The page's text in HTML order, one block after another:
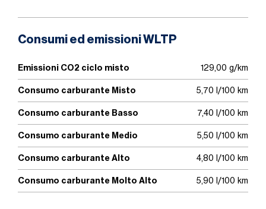
Consumi ed emissioni WLTP
Emissioni CO2 ciclo misto 129,00 g/km
Consumo carburante Misto 5,70 l/100 km
Consumo carburante Basso 7,40 l/100 km
Consumo carburante Medio 5,50 l/100 km
Consumo carburante Alto 4,80 l/100 km
Consumo carburante Molto Alto 5,90 l/100 km